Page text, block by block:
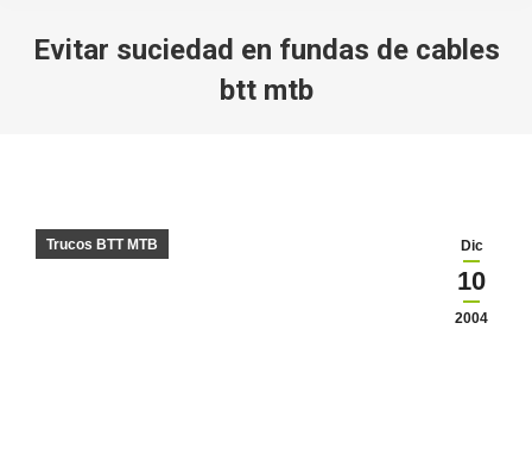
Evitar suciedad en fundas de cables
btt mtb
Dic
10
2004
Trucos BTT MTB